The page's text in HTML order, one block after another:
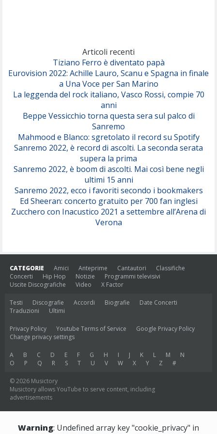
Serenamente
Articoli recenti
Tiziano Ferro è diventato papà
Eurovision 2022: Achille Lauro, Scanu e Spagna in finale
a Una Voce per San Marino
La leggenda del rock italiano, Vasco Rossi, compie 70
anni
Beppe Vessicchio torna questa sera sul palco di
Sanremo
Mahmood e Blanco: sgretolato il record su Spotify
Sanremo 2022, è record di ascolti. La seconda serata
supera la prima
Sanremo 2022, è boom di ascolti. Mai così bene negli
ultimi 15 anni
Sanremo 2022, ecco i favoriti secondo i bookmakers
Ed Sheeran: concerto gratuito per 700 fan inglesi
Zucchero con Inacustico 2021 a settembre all’Arena di
Verona
CATEGORIE Amici Anteprime Cantautori
Classifiche
Concerti
Hip Hop Notizie
Programmi televisivi
Uscite Discografiche
Video X Factor
Testi Discografie Accordi Biografie
Date Concerti
Traduzioni
Ultimi
Privacy Policy Youtube Terms of Service
Google Privacy Policy
Change privacy settings
A B C D E F G H I J K L M
N
O
P Q R S T U V W X Y Z #
© 2026 Musictory
Musictory allows YouTube to serve content, including
advertisements
Warning: Undefined array key "cookie_privacy" in